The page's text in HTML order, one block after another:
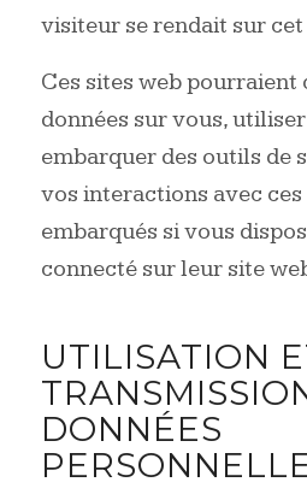
visiteur se rendait sur
Ces sites web pourraient
données sur vous,
embarquer des outils de
vos interactions avec
embarqués si vous
connecté sur leur site
UTILISATION
DONNÉES